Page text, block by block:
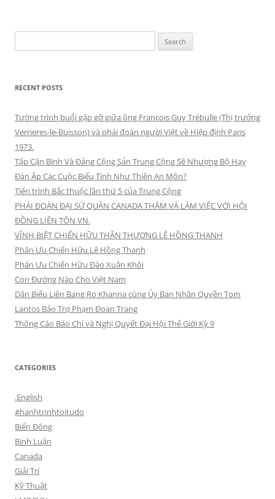
for:
RECENT POSTS
Tường trình buổi gặp gỡ giữa ông François Guy Trébulle (Thị trưởng
Verrieres-le-Buisson) và phái đoàn người Việt về Hiệp định Paris
1973.
Tập Cận Bình Và Đảng Cộng Sản Trung Cộng Sẽ Nhượng Bộ Hay
Đàn Áp Các Cuộc Biểu Tình Như Thiên An Môn?
Tiến trình Bắc thuộc lần thứ 5 của Trung Cộng
PHÁI ĐOÀN ĐẠI SỨ QUÁN CANADA THĂM VÀ LÀM VIỆC VỚI HỘI
ĐỒNG LIÊN TÔN VN.
VĨNH BIỆT CHIẾN HỮU THÂN THƯƠNG LÊ HỒNG THANH
Phân Ưu Chiến Hữu Lê Hồng Thanh
Phân Ưu Chiến Hữu Đào Xuân Khôi
Con Đường Nào Cho Việt Nam
Dân Biểu Liên Bang Ro Khanna cùng Ủy Ban Nhân Quyền Tom
Lantos Bảo Trợ Phạm Đoan Trang
Thông Cáo Báo Chí và Nghị Quyết Đại Hội Thế Giới Kỳ 9
CATEGORIES
.English
#hanhtrinhtoitudo
Biển Đông
Bình Luận
Canada
Giải Trí
Kỹ Thuật